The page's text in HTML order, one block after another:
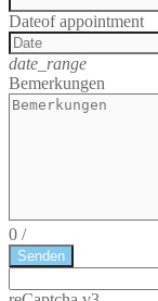
Dateof appointment
date_range
Bemerkungen
0 /
Senden